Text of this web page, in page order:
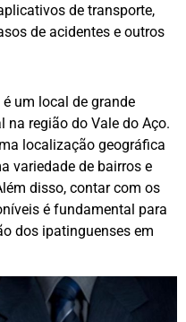
de transporte,
de acidentes e outros
um local de grande
região do Vale do Aço.
localização geográfica
variedade de bairros e
disso, contar com os
é fundamental para
dos ipatinguenses em